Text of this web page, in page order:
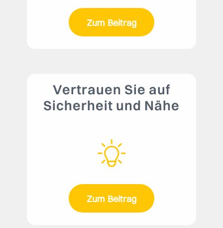
Zum Beitrag
Vertrauen Sie auf
Sicherheit und Nähe
Zum Beitrag